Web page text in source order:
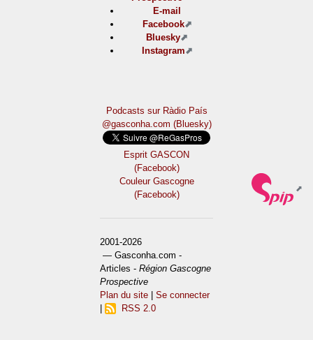
E-mail
Facebook
Bluesky
Instagram
Podcasts sur Ràdio País
@gasconha.com (Bluesky)
Esprit GASCON
(Facebook)
Couleur Gascogne
(Facebook)
2001-2026
— Gasconha.com -
Articles -Région Gascogne
Prospective
Plan du site |Se connecter
RSS 2.0